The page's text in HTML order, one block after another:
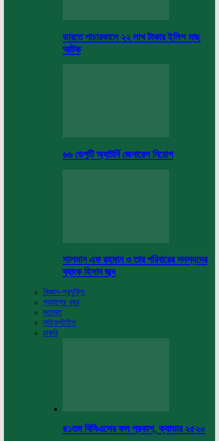
ভারতে পাচারকালে ২২ লাখ টাকার ইলিশ মাছ
আটক
৬৬ ডেপুটি অ্যাটর্নি জেনারেল নিয়োগ
সালমান এফ রহমান ও তার পরিবারের সদস্যদের
ব্যাংক হিসাব জব্দ
বিজ্ঞান-প্রযুক্তি
প্রবাসের খবর
মতামত
লাইফস্টাইল
চাকরি
৪১তম বিসিএসের ফল প্রকাশ, ক্যাডার ২৫২০